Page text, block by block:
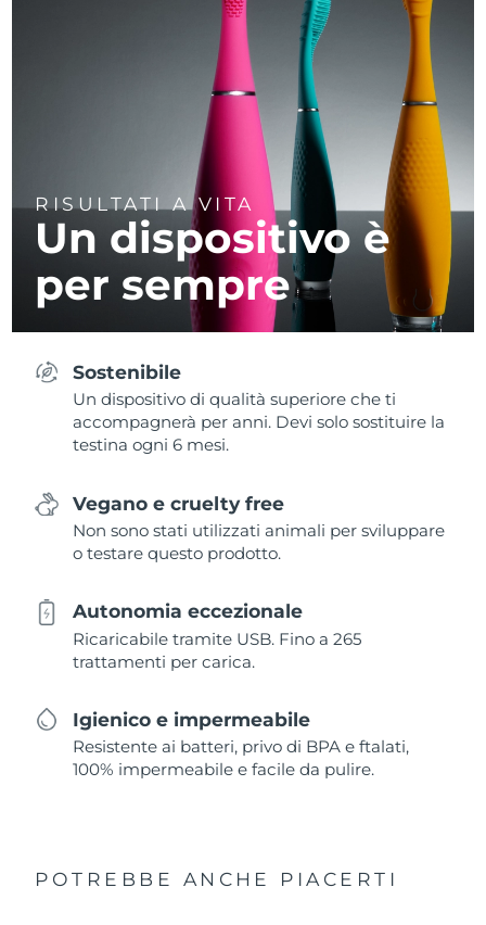
RISULTATI A VITA
Un dispositivo è
per sempre
Sostenibile
Un dispositivo di qualità superiore che ti
accompagnerà per anni. Devi solo sostituire la
testina ogni 6 mesi.
Vegano e cruelty free
Non sono stati utilizzati animali per sviluppare
o testare questo prodotto.
Autonomia eccezionale
Ricaricabile tramite USB. Fino a 265
trattamenti per carica.
Igienico e impermeabile
Resistente ai batteri, privo di BPA e ftalati,
100% impermeabile e facile da pulire.
POTREBBE ANCHE PIACERTI